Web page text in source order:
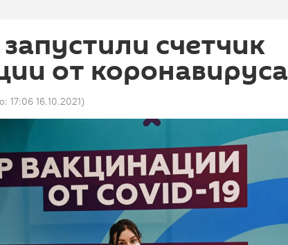
счетчик
от коронавируса
17:06 16.10.2021)